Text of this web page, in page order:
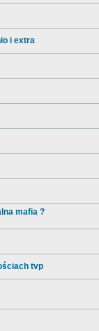
i extra
mafia ?
tvp